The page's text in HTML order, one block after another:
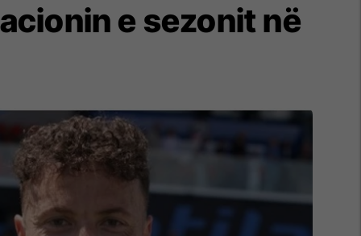
e sezonit në